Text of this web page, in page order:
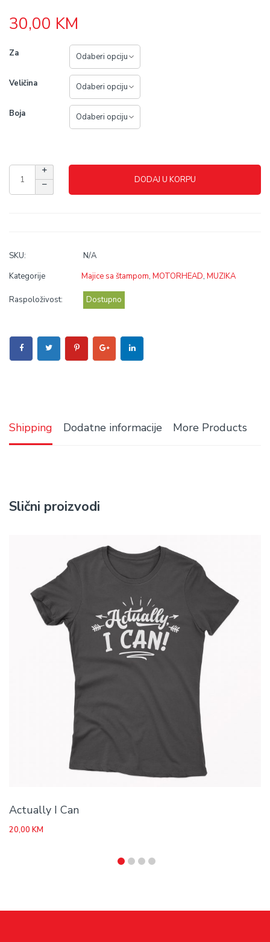
30,00 KM
Za
Veličina
Boja
DODAJ U KORPU
SKU:
N/A
Kategorije
Majice sa štampom, MOTORHEAD, MUZIKA
Raspoloživost: Dostupno
Shipping Dodatne informacije More Products
Slični proizvodi
Actually I Can
20,00 KM